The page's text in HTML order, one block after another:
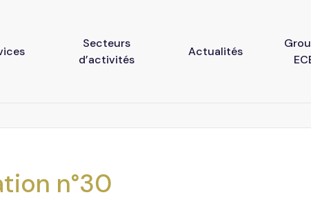
Secteurs
d’activités
Actualités
n°30